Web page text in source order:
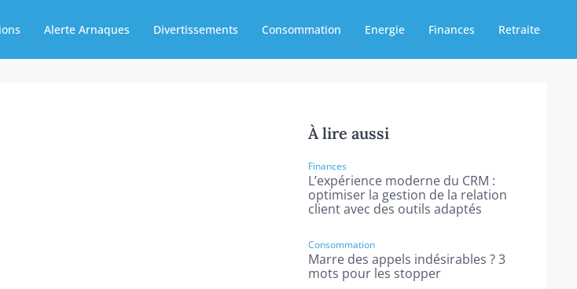
Alerte Arnaques Divertissements Consommation Energie Finances Retraite
À lire aussi
Finances
L’expérience moderne du CRM :
optimiser la gestion de la relation
client avec des outils adaptés
Consommation
Marre des appels indésirables ? 3
mots pour les stopper